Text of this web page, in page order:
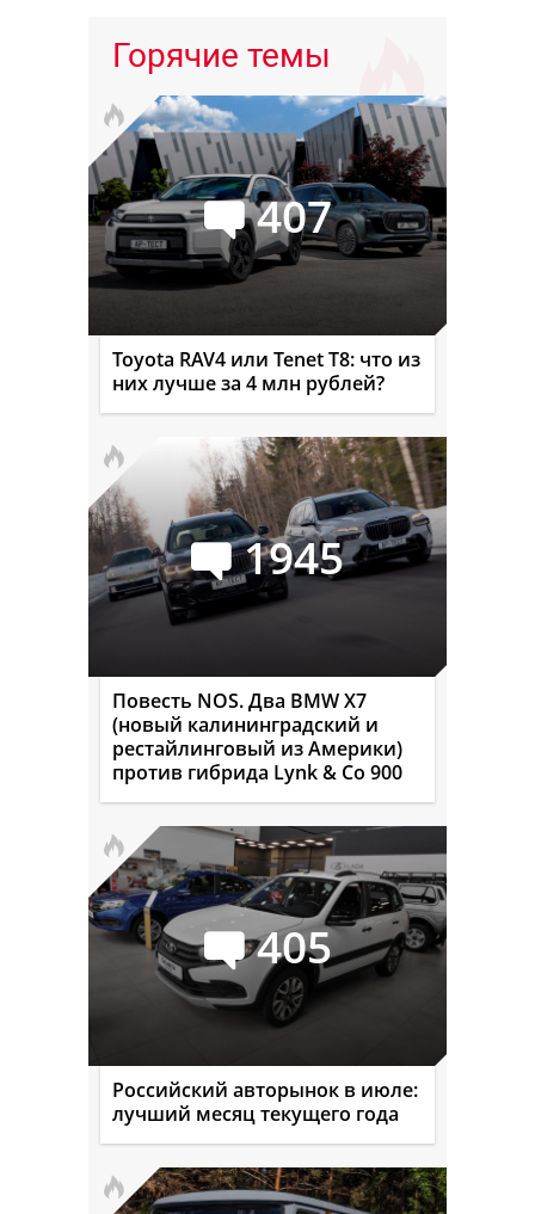
Горячие темы
407
Toyota RAV4 или Tenet T8: что из
них лучше за 4 млн рублей?
1945
Повесть NOS. Два BMW X7
(новый калининградский и
рестайлинговый из Америки)
против гибрида Lynk & Co 900
405
Российский авторынок в июле:
лучший месяц текущего года